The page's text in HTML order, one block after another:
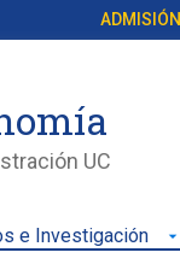
ADMISIÓN
UC
e Investigación arrow_drop_down